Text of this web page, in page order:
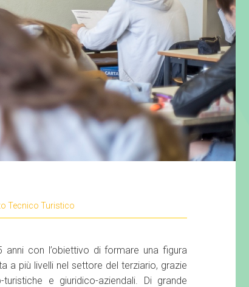
Tecnico Turistico
con l’obiettivo di formare una figura
a più livelli nel settore del terziario, grazie
e giuridico-aziendali. Di grande